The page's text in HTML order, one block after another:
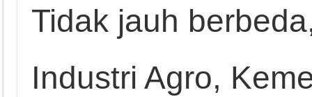
Tidak jauh
Industri Agro,